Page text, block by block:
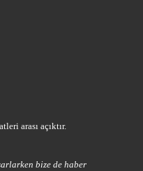
arası açıktır.
bize de haber